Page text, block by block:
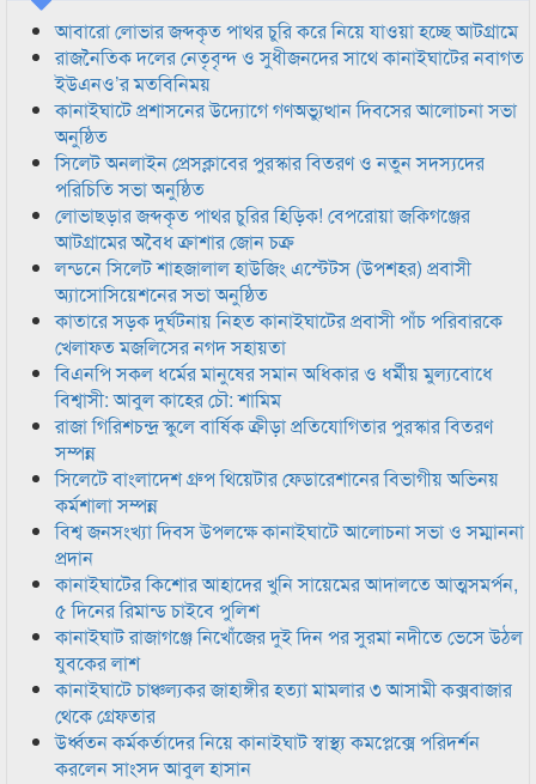
আবারো লোভার জব্দকৃত পাথর চুরি করে নিয়ে যাওয়া হচ্ছে আটগ্রামে
রাজনৈতিক দলের নেতৃবৃন্দ ও সুধীজনদের সাথে কানাইঘাটের নবাগত
ইউএনও’র মতবিনিময়
কানাইঘাটে প্রশাসনের উদ্যোগে গণঅভ্যুত্থান দিবসের আলোচনা সভা
অনুষ্ঠিত
সিলেট অনলাইন প্রেসক্লাবের পুরস্কার বিতরণ ও নতুন সদস্যদের
পরিচিতি সভা অনুষ্ঠিত
লোভাছড়ার জব্দকৃত পাথর চুরির হিড়িক! বেপরোয়া জকিগঞ্জের
আটগ্রামের অবৈধ ক্রাশার জোন চক্র
লন্ডনে সিলেট শাহজালাল হাউজিং এস্টেটস (উপশহর) প্রবাসী
অ্যাসোসিয়েশনের সভা অনুষ্ঠিত
কাতারে সড়ক দুর্ঘটনায় নিহত কানাইঘাটের প্রবাসী পাঁচ পরিবারকে
খেলাফত মজলিসের নগদ সহায়তা
বিএনপি সকল ধর্মের মানুষের সমান অধিকার ও ধর্মীয় মুল্যবোধে
বিশ্বাসী: আবুল কাহের চৌ: শামিম
রাজা গিরিশচন্দ্র স্কুলে বার্ষিক ক্রীড়া প্রতিযোগিতার পুরস্কার বিতরণ
সম্পন্ন
সিলেটে বাংলাদেশ গ্রুপ থিয়েটার ফেডারেশানের বিভাগীয় অভিনয়
কর্মশালা সম্পন্ন
বিশ্ব জনসংখ্যা দিবস উপলক্ষে কানাইঘাটে আলোচনা সভা ও সম্মাননা
প্রদান
কানাইঘাটের কিশোর আহাদের খুনি সায়েমের আদালতে আত্মসমর্পন,
৫ দিনের রিমান্ড চাইবে পুলিশ
কানাইঘাট রাজাগঞ্জে নিখোঁজের দুই দিন পর সুরমা নদীতে ভেসে উঠল
যুবকের লাশ
কানাইঘাটে চাঞ্চল্যকর জাহাঙ্গীর হত্যা মামলার ৩ আসামী কক্সবাজার
থেকে গ্রেফতার
উর্ধ্বতন কর্মকর্তাদের নিয়ে কানাইঘাট স্বাস্থ্য কমপ্লেক্সে পরিদর্শন
করলেন সাংসদ আবুল হাসান